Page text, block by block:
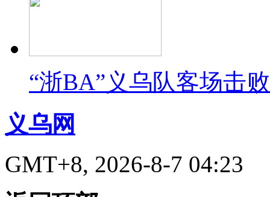
“浙BA”义乌队客场击
义乌网
GMT+8, 2026-8-7 04:23